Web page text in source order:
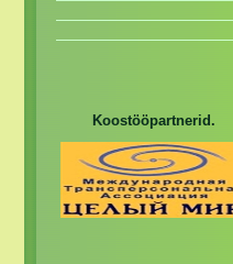
Koostööpartnerid.